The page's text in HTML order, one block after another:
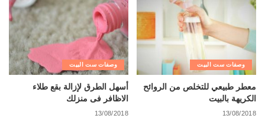
وصفات ست البيت
معطر طبيعي للتخلص من الروائح
الكريهة بالبيت
13/08/2018
وصفات ست البيت
أسهل الطرق لإزالة بقع طلاء
الاظافر فى منزلك
13/08/2018